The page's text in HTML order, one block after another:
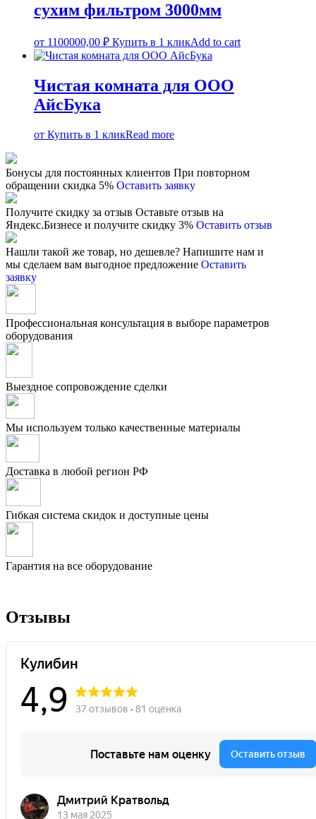
сухим фильтром 3000мм
от 1100000,00 ₽ Купить в 1 кликAdd to cart
Чистая комната для ООО
АйсБука
от Купить в 1 кликRead more
Бонусы для постоянных клиентов При повторном
обращении скидка 5% Оставить заявку
Получите скидку за отзыв Оставьте отзыв на
Яндекс.Бизнесе и получите скидку 3% Оставить отзыв
Нашли такой же товар, но дешевле? Напишите нам и
мы сделаем вам выгодное предложение Оставить
заявку
Профессиональная консультация в выборе параметров
оборудования
Выездное сопровождение сделки
Мы используем только качественные материалы
Доставка в любой регион РФ
Гибкая система скидок и доступные цены
Гарантия на все оборудование
Отзывы